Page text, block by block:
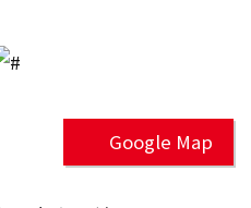
Google Map